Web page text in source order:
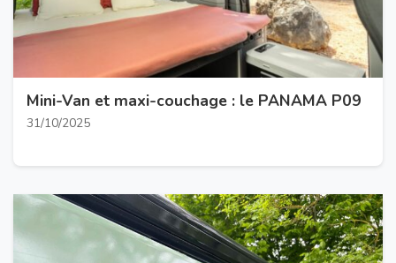
Mini-Van et maxi-couchage : le PANAMA P09
31/10/2025